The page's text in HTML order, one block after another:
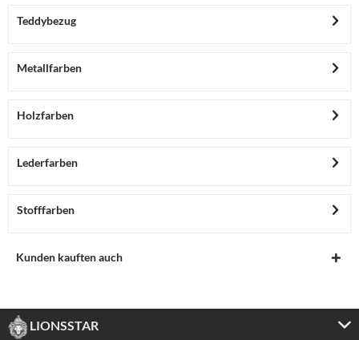
Teddybezug
Metallfarben
Holzfarben
Lederfarben
Stofffarben
Kunden kauften auch
LIONSSTAR